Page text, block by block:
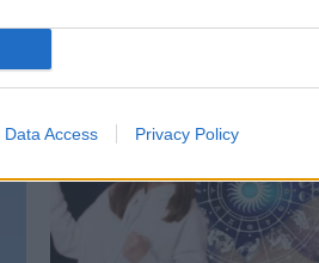
Data Access Privacy Policy